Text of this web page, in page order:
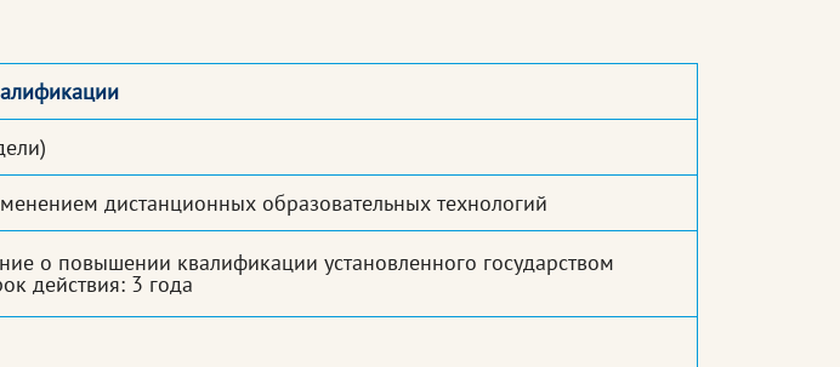
дистанционных образовательных технологий
о повышении квалификации установленного государством
действия: 3 года